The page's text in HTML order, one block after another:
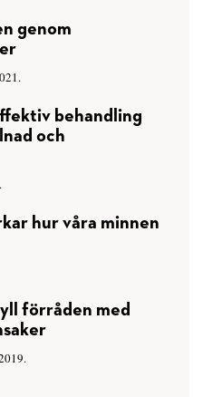
genom
behandling
och
hur våra minnen
förråden med